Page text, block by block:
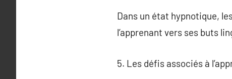
Dans un état hypnotique,
l’apprenant vers ses buts
5. Les défis associés à